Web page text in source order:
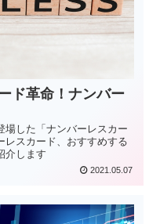
ド革命！ナンバー
場した「ナンバーレスカー
レスカード、おすすめする
介します
2021.05.07